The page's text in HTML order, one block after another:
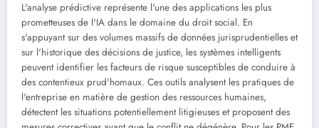
L'analyse prédictive représente l'une des applications les plus
prometteuses de l'IA dans le domaine du droit social. En
s'appuyant sur des volumes massifs de données jurisprudentielles et
sur l'historique des décisions de justice, les systèmes intelligents
peuvent identifier les facteurs de risque susceptibles de conduire à
des contentieux prud'homaux. Ces outils analysent les pratiques de
l'entreprise en matière de gestion des ressources humaines,
détectent les situations potentiellement litigieuses et proposent des